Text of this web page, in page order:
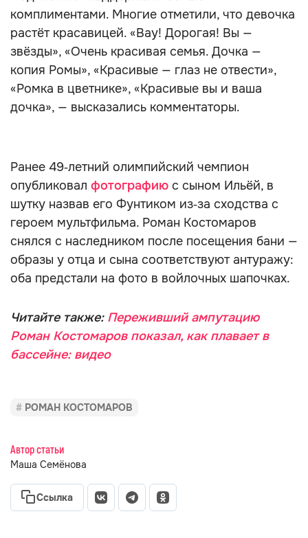
комплиментами. Многие отметили, что девочка
растёт красавицей. «Вау! Дорогая! Вы —
звёзды», «Очень красивая семья. Дочка —
копия Ромы», «Красивые — глаз не отвести»,
«Ромка в цветнике», «Красивые вы и ваша
дочка», — высказались комментаторы.
Ранее 49‑летний олимпийский чемпион
опубликовал фотографию с сыном Ильёй, в
шутку назвав его Фунтиком из‑за сходства с
героем мультфильма. Роман Костомаров
снялся с наследником после посещения бани —
образы у отца и сына соответствуют антуражу:
оба предстали на фото в войлочных шапочках.
Читайте также: Переживший ампутацию
Роман Костомаров показал, как плавает в
бассейне: видео
РОМАН КОСТОМАРОВ
Автор статьи
Маша Семёнова
Ссылка